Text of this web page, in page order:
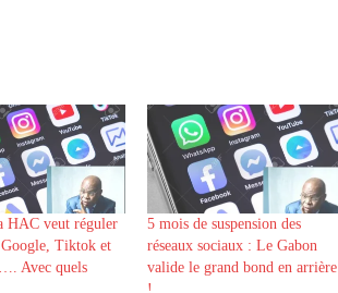
HAC veut réguler
Google, Tiktok et
Avec quels
5 mois de suspension des
réseaux sociaux : Le Gabon
valide le grand bond en arrière
!